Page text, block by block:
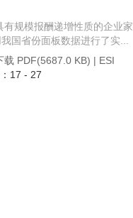
规模报酬递增性质的企业
国省份面板数据进行了实...
载 PDF(5687.0 KB) | ESI
：17 - 27